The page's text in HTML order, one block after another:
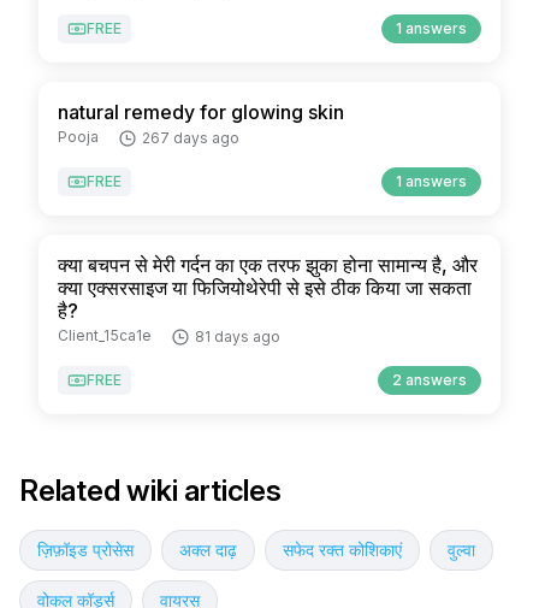
FREE 1 answers
natural remedy for glowing skin
Pooja 267 days ago
FREE 1 answers
क्या बचपन से मेरी गर्दन का एक तरफ झुका होना सामान्य है, और
क्या एक्सरसाइज या फिजियोथेरेपी से इसे ठीक किया जा सकता
है?
Client_15ca1e 81 days ago
FREE 2 answers
Related wiki articles
ज़िफ़ॉइड प्रोसेस अक्ल दाढ़ सफेद रक्त कोशिकाएं वुल्वा
वोकल कॉर्ड्स वायरस